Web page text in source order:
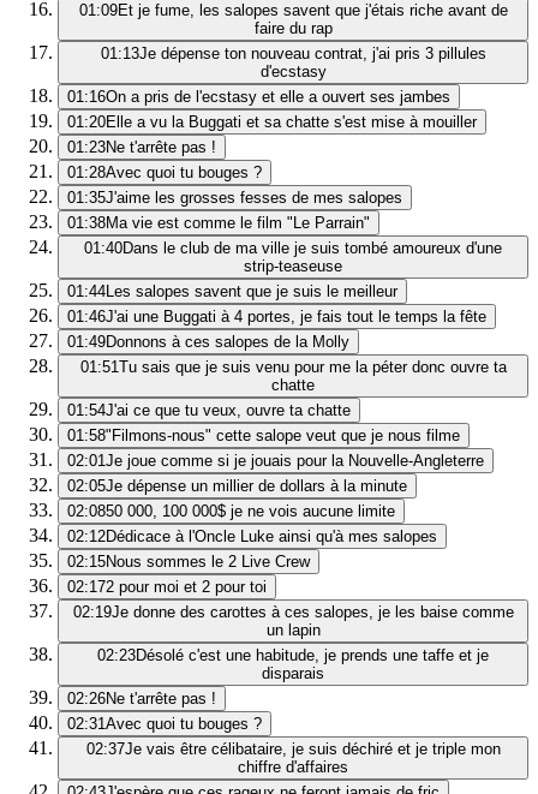
01:09Et je fume, les salopes savent que j'étais riche avant de
faire du rap
01:13Je dépense ton nouveau contrat, j'ai pris 3 pillules
d'ecstasy
01:16On a pris de l'ecstasy et elle a ouvert ses jambes
01:20Elle a vu la Buggati et sa chatte s'est mise à mouiller
01:23Ne t'arrête pas !
01:28Avec quoi tu bouges ?
01:35J'aime les grosses fesses de mes salopes
01:38Ma vie est comme le film "Le Parrain"
01:40Dans le club de ma ville je suis tombé amoureux d'une
strip-teaseuse
01:44Les salopes savent que je suis le meilleur
01:46J'ai une Buggati à 4 portes, je fais tout le temps la fête
01:49Donnons à ces salopes de la Molly
01:51Tu sais que je suis venu pour me la péter donc ouvre ta
chatte
01:54J'ai ce que tu veux, ouvre ta chatte
01:58"Filmons-nous" cette salope veut que je nous filme
02:01Je joue comme si je jouais pour la Nouvelle-Angleterre
02:05Je dépense un millier de dollars à la minute
02:0850 000, 100 000$ je ne vois aucune limite
02:12Dédicace à l'Oncle Luke ainsi qu'à mes salopes
02:15Nous sommes le 2 Live Crew
02:172 pour moi et 2 pour toi
02:19Je donne des carottes à ces salopes, je les baise comme
un lapin
02:23Désolé c'est une habitude, je prends une taffe et je
disparais
02:26Ne t'arrête pas !
02:31Avec quoi tu bouges ?
02:37Je vais être célibataire, je suis déchiré et je triple mon
chiffre d'affaires